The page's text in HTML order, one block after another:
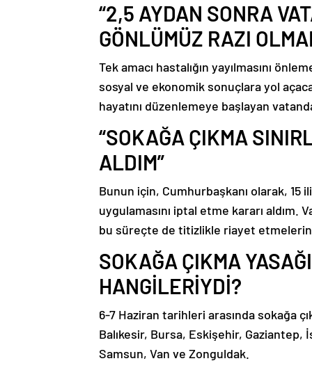
“2,5 AYDAN SONRA
GÖNLÜMÜZ RAZI
Tek amacı hastalığın yayılmasını
sosyal ve ekonomik sonuçlara yol
hayatını düzenlemeye başlayan
“SOKAĞA ÇIKMA
ALDIM”
Bunun için, Cumhurbaşkanı olarak, 15
uygulamasını iptal etme kararı aldım.
bu süreçte de titizlikle riayet
SOKAĞA ÇIKMA
HANGİLERİYDİ?
6-7 Haziran tarihleri arasında sokağa
Balıkesir, Bursa, Eskişehir,
Samsun, Van ve Zonguldak.